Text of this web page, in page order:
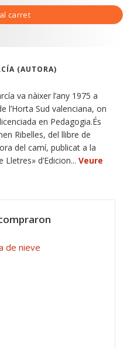
carret
(AUTORA)
va nàixer l’any 1975 a
l’Horta Sud valenciana, on
en Pedagogia.És
Ribelles, del llibre de
del camí, publicat a la
d’Edicion... Veure
de nieve